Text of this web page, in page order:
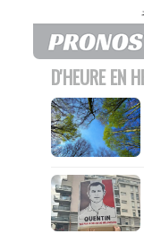
D'HEURE EN